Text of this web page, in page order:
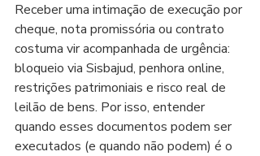
Receber uma intimação de execução por
cheque, nota promissória ou contrato
costuma vir acompanhada de urgência:
bloqueio via Sisbajud, penhora online,
restrições patrimoniais e risco real de
leilão de bens. Por isso, entender
quando esses documentos podem ser
executados (e quando não podem) é o